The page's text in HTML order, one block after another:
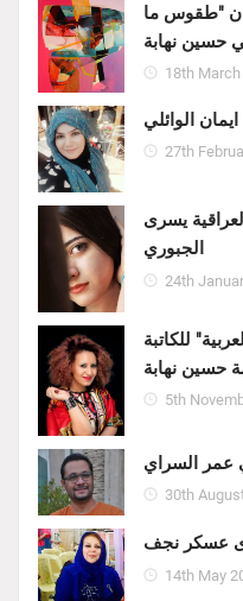
"طقوس ما
حسين نهابة
18th
الوائلي
27th
يسرى
الجبوري
24th
للكاتبة
حسين نهابة
5th
عمر السراي
30th
عسكر نجف
14th May